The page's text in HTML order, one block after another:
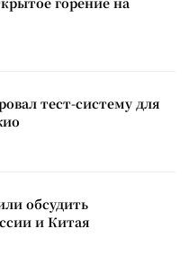
тест-систему для
обсудить
и Китая